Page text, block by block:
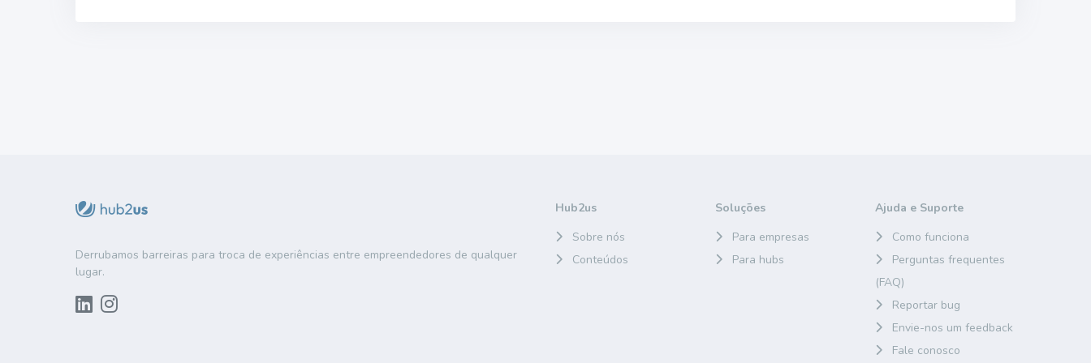
Derrubamos barreiras para troca de experiências entre empreendedores de qualquer
lugar.
Hub2us
Sobre nós
Conteúdos
Soluções
Para empresas
Para hubs
Ajuda e Suporte
Como funciona
Perguntas frequentes
(FAQ)
Reportar bug
Envie-nos um feedback
Fale conosco